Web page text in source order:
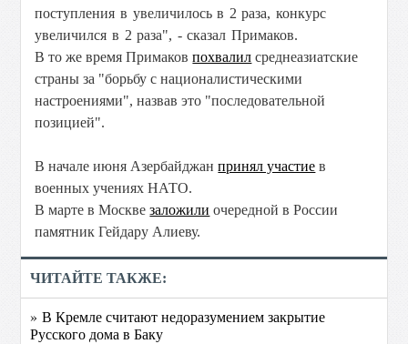
поступления в увеличилось в 2 раза, конкурс
увеличился в 2 раза", - сказал Примаков.
В то же время Примаковпохвалил среднеазиатские
страны за "борьбу с националистическими
настроениями", назвав это "последовательной
позицией".
В начале июня Азербайджанпринял участие в
военных учениях НАТО.
В марте в Москвезаложили очередной в России
памятник Гейдару Алиеву.
ЧИТАЙТЕ ТАКЖЕ:
» В Кремле считают недоразумением закрытие
Русского дома в Баку